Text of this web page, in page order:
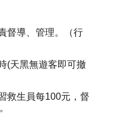
督導、管理。（行
(天黑無遊客即可撤
救生員每100元，督